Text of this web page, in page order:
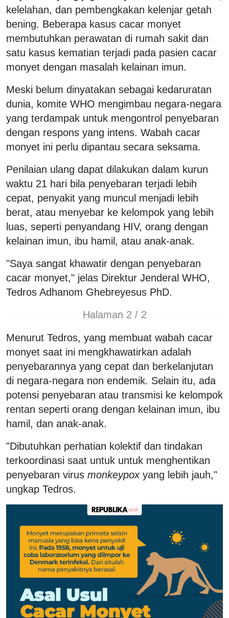
kelelahan, dan pembengkakan kelenjar getah
bening. Beberapa kasus cacar monyet
membutuhkan perawatan di rumah sakit dan
satu kasus kematian terjadi pada pasien cacar
monyet dengan masalah kelainan imun.
Meski belum dinyatakan sebagai kedaruratan
dunia, komite WHO mengimbau negara-negara
yang terdampak untuk mengontrol penyebaran
dengan respons yang intens. Wabah cacar
monyet ini perlu dipantau secara seksama.
Penilaian ulang dapat dilakukan dalam kurun
waktu 21 hari bila penyebaran terjadi lebih
cepat, penyakit yang muncul menjadi lebih
berat, atau menyebar ke kelompok yang lebih
luas, seperti penyandang HIV, orang dengan
kelainan imun, ibu hamil, atau anak-anak.
"Saya sangat khawatir dengan penyebaran
cacar monyet," jelas Direktur Jenderal WHO,
Tedros Adhanom Ghebreyesus PhD.
Halaman 2 / 2
Menurut Tedros, yang membuat wabah cacar
monyet saat ini mengkhawatirkan adalah
penyebarannya yang cepat dan berkelanjutan
di negara-negara non endemik. Selain itu, ada
potensi penyebaran atau transmisi ke kelompok
rentan seperti orang dengan kelainan imun, ibu
hamil, dan anak-anak.
"Dibutuhkan perhatian kolektif dan tindakan
terkoordinasi saat untuk untuk menghentikan
penyebaran virus monkeypoxyang lebih jauh,"
ungkap Tedros.